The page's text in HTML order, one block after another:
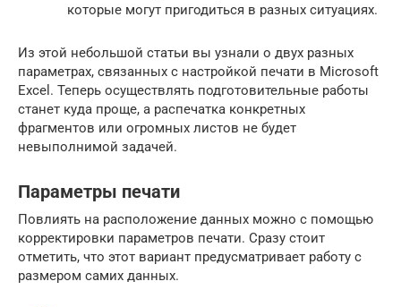
которые могут пригодиться в разных ситуациях.
Из этой небольшой статьи вы узнали о двух разных
параметрах, связанных с настройкой печати в Microsoft
Excel. Теперь осуществлять подготовительные работы
станет куда проще, а распечатка конкретных
фрагментов или огромных листов не будет
невыполнимой задачей.
Параметры печати
Повлиять на расположение данных можно с помощью
корректировки параметров печати. Сразу стоит
отметить, что этот вариант предусматривает работу с
размером самих данных.